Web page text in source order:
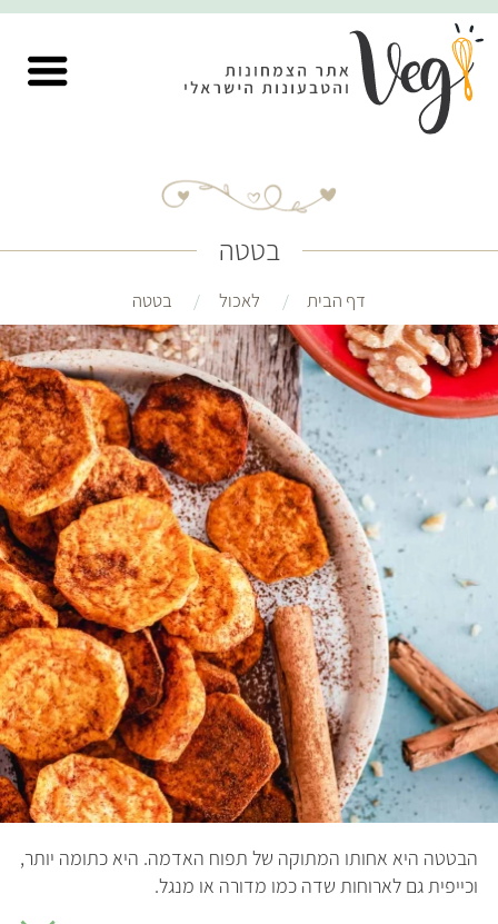
בטטה
דף הבית לאכול בטטה
הבטטה היא אחותו המתוקה של תפוח האדמה. היא כתומה יותר,
וכייפית גם לארוחות שדה כמו מדורה או מנגל.